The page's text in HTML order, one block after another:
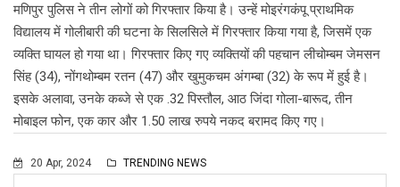
मणिपुर पुलिस ने तीन लोगों को गिरफ्तार किया है। उन्हें मोइरंगकंपू प्राथमिक
विद्यालय में गोलीबारी की घटना के सिलसिले में गिरफ्तार किया गया है, जिसमें एक
व्यक्ति घायल हो गया था। गिरफ्तार किए गए व्यक्तियों की पहचान लीचोम्बम जेमसन
सिंह (34), नोंगथोम्बम रतन (47) और खुमुकचम अंगम्बा (32) के रूप में हुई है।
इसके अलावा, उनके कब्जे से एक .32 पिस्तौल, आठ जिंदा गोला-बारूद, तीन
मोबाइल फोन, एक कार और 1.50 लाख रुपये नकद बरामद किए गए।
20 Apr, 2024 TRENDING NEWS